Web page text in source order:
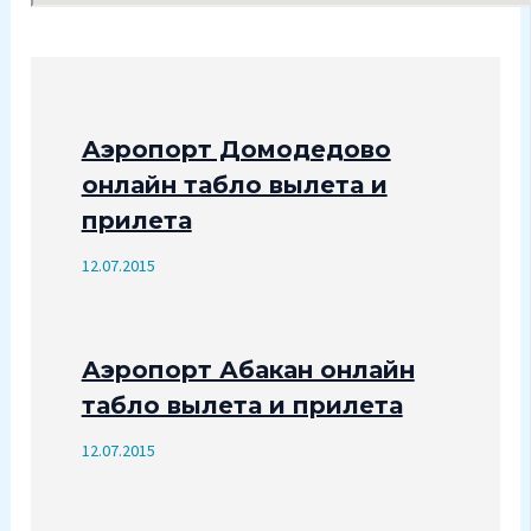
Аэропорт Домодедово
онлайн табло вылета и
прилета
12.07.2015
Аэропорт Абакан онлайн
табло вылета и прилета
12.07.2015